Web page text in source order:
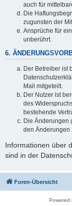
auch für
Die
zugunsten der
Ansprüche für
unberührt.
6.
Der Betreiber ist
Mail mitgeteilt.
Der Nutzer ist
des
bestehende
Die Änderungen
den Änderungen
Informationen über
sind in der
Foren-Übersicht
Powered